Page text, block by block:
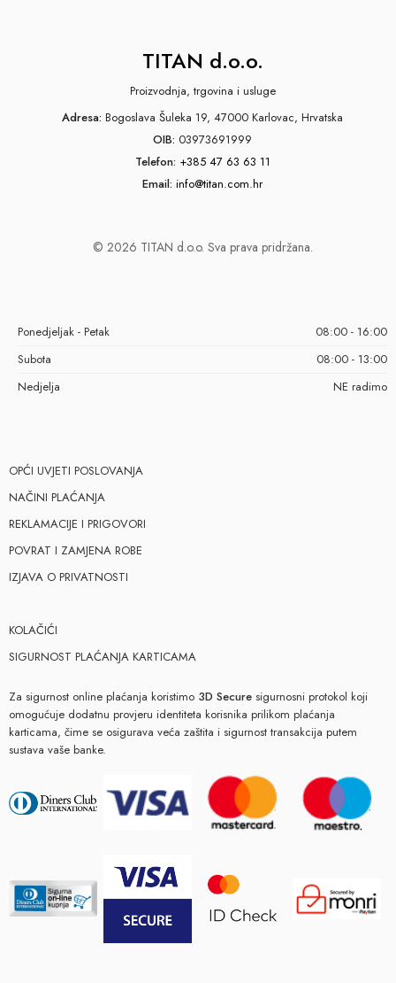
TITAN d.o.o.
Proizvodnja, trgovina i usluge
Adresa: Bogoslava Šuleka 19, 47000 Karlovac, Hrvatska
OIB: 03973691999
Telefon: +385 47 63 63 11
Email: info@titan.com.hr
© 2026 TITAN d.o.o. Sva prava pridržana.
Ponedjeljak - Petak
08:00 - 16:00
Subota
08:00 - 13:00
Nedjelja
NE radimo
OPĆI UVJETI POSLOVANJA
NAČINI PLAĆANJA
REKLAMACIJE I PRIGOVORI
POVRAT I ZAMJENA ROBE
IZJAVA O PRIVATNOSTI
KOLAČIĆI
SIGURNOST PLAĆANJA KARTICAMA
Za sigurnost online plaćanja koristimo 3D Secure sigurnosni protokol koji
omogućuje dodatnu provjeru identiteta korisnika prilikom plaćanja
karticama, čime se osigurava veća zaštita i sigurnost transakcija putem
sustava vaše banke.